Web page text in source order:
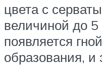
цвета с
величиной до
появляется
образования, и